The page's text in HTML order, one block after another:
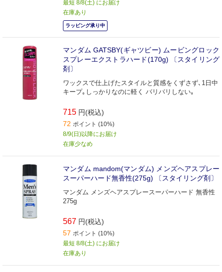
最短 8/8(土) にお届け
在庫あり
ラッピング承り中
マンダム GATSBY(ギャツビー) ムービングロック
スプレーエクストラハード(170g) 〔スタイリング
剤〕
ワックスで仕上げたスタイルと質感をくずさず､1日中
キープ｡しっかりなのに軽く バリバリしない｡
715 円(税込)
72 ポイント (10%)
8/9(日)以降にお届け
在庫少なめ
マンダム mandom(マンダム) メンズヘアスプレー
スーパーハード無香性(275g) 〔スタイリング剤〕
マンダム メンズヘアスプレースーパーハード 無香性
275g
567 円(税込)
57 ポイント (10%)
最短 8/8(土) にお届け
在庫あり